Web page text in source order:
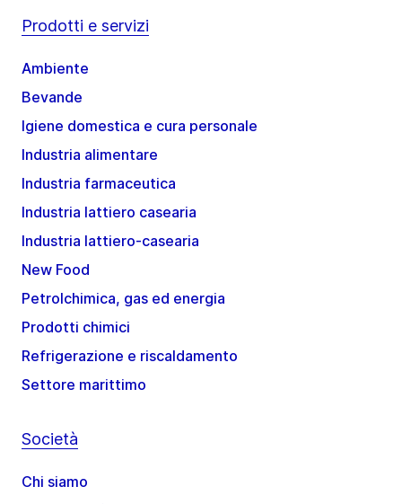
Prodotti e servizi
Ambiente
Bevande
Igiene domestica e cura personale
Industria alimentare
Industria farmaceutica
Industria lattiero casearia
Industria lattiero-casearia
New Food
Petrolchimica, gas ed energia
Prodotti chimici
Refrigerazione e riscaldamento
Settore marittimo
Società
Chi siamo